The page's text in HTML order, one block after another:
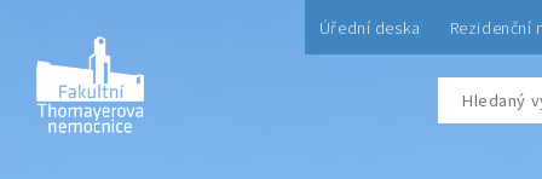
Úřední deska Rezidenční